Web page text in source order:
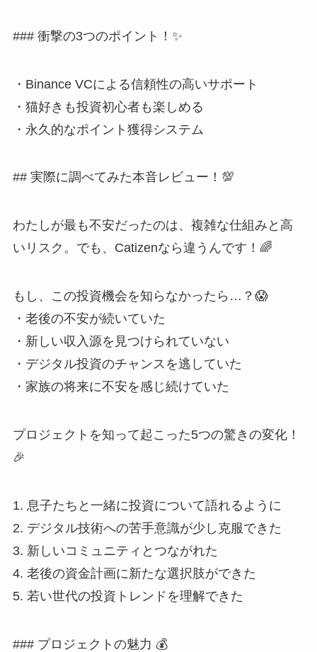
### 衝撃の3つのポイント！✨
・Binance VCによる信頼性の高いサポート
・猫好きも投資初心者も楽しめる
・永久的なポイント獲得システム
## 実際に調べてみた本音レビュー！💯
わたしが最も不安だったのは、複雑な仕組みと高
いリスク。でも、Catizenなら違うんです！🌈
もし、この投資機会を知らなかったら…？😱
・老後の不安が続いていた
・新しい収入源を見つけられていない
・デジタル投資のチャンスを逃していた
・家族の将来に不安を感じ続けていた
プロジェクトを知って起こった5つの驚きの変化！
🎉
1. 息子たちと一緒に投資について語れるように
2. デジタル技術への苦手意識が少し克服できた
3. 新しいコミュニティとつながれた
4. 老後の資金計画に新たな選択肢ができた
5. 若い世代の投資トレンドを理解できた
### プロジェクトの魅力 💰